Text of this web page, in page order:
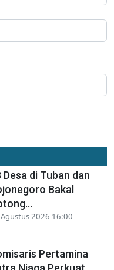
Desa di Tuban dan
Bakal
2026 16:00
Pertamina